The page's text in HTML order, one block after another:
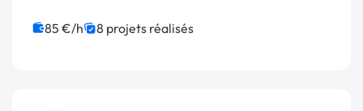
MySQL
PHP
85 €/h 8 projets réalisés